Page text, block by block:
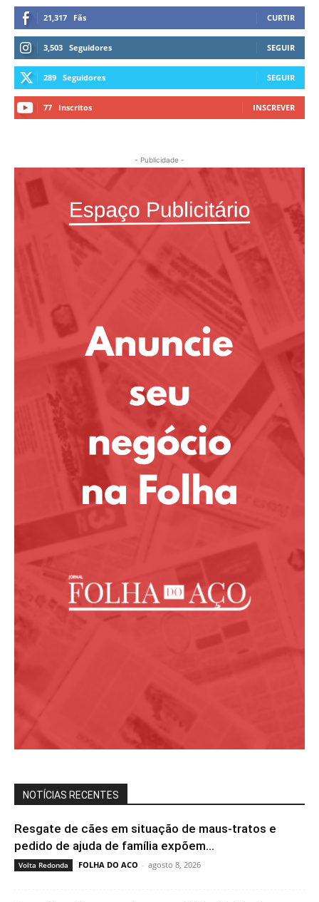
21,317 Fãs CURTIR
3,503 Seguidores SEGUIR
289 Seguidores SEGUIR
77 Inscritos INSCREVER
- Publicidade -
NOTÍCIAS RECENTES
Resgate de cães em situação de maus-tratos e
pedido de ajuda de família expõem...
Volta Redonda FOLHA DO ACO - agosto 8, 2026